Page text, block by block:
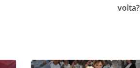
volta?